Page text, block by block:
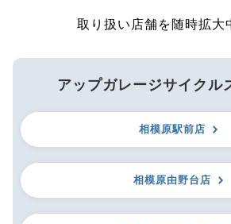
取り扱い店舗を随時拡大
アップガレージサイクル
相模原駅前店
相模原由野台店